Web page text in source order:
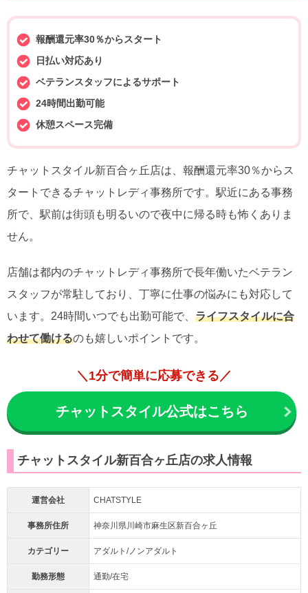
報酬還元率30％からスタート
日払い対応あり
ベテランスタッフによるサポート
24時間出勤可能
休憩スペース完備
チャットスタイル新百合ヶ丘店は、報酬還元率30％からス
タートできるチャットレディ事務所です。駅近にある事務
所で、駅前は街頭も明るいので夜中に帰る時も怖くありま
せん。
店舗は都内のチャットレディ事務所で長年働いたベテラン
スタッフが常駐しており、丁寧に仕事の悩みにも対応して
います。24時間いつでも出勤可能で、 ライフスタイルに合
わせて働けるのも嬉しいポイントです。
＼1分で簡単に応募できる／
チャットスタイル公式はこちら
チャットスタイル新百合ヶ丘店の求人情報
運営会社 CHATSTYLE
事務所住所 神奈川県川崎市麻生区新百合ヶ丘
カテゴリー アダルト/ノンアダルト
勤務形態 通勤/在宅